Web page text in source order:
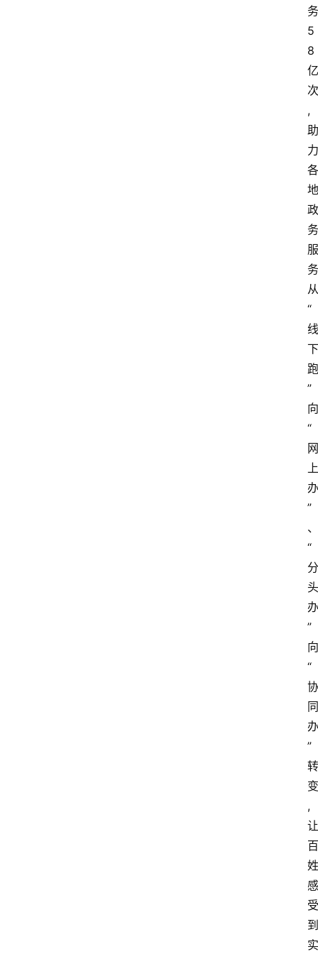
务
5
8
亿
次
,
助
力
各
地
政
务
服
务
从
“
线
下
跑
”
向
“
网
上
办
”
、
“
分
头
办
”
向
“
协
同
办
”
转
变
,
让
百
姓
感
受
到
实